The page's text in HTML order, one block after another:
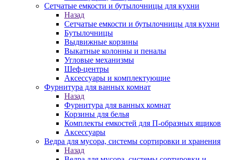
Сетчатые емкости и бутылочницы для кухни
Назад
Сетчатые емкости и бутылочницы для кухни
Бутылочницы
Выдвижные корзины
Выкатные колонны и пеналы
Угловые механизмы
Шеф-центры
Аксессуары и комплектующие
Фурнитура для ванных комнат
Назад
Фурнитура для ванных комнат
Корзины для белья
Комплекты емкостей для П-образных ящиков
Аксессуары
Ведра для мусора, системы сортировки и хранения
Назад